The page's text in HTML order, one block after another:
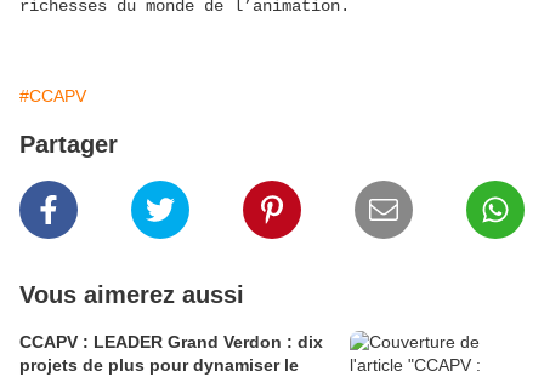
richesses du monde de l’animation.
#CCAPV
Partager
Vous aimerez aussi
CCAPV : LEADER Grand Verdon : dix
projets de plus pour dynamiser le